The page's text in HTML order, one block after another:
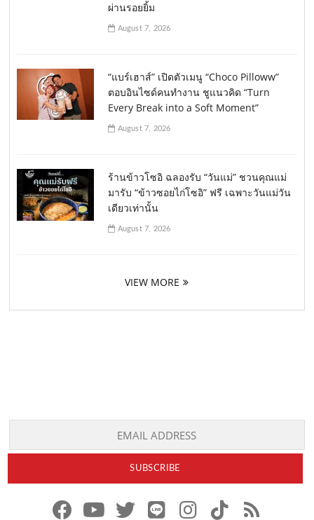
ผ่านรอยยิ้ม
August 7, 2026
“แบร์เฮาส์” เปิดตัวเมนู “Choco Pilloww”
ตอบอินไซด์คนทำงาน ชูแนวคิด “Turn
Every Break into a Soft Moment”
August 7, 2026
ร้านข้าวโซอิ ฉลองรับ “วันแม่” ชวนคุณแม่
มารับ “ข้าวซอยไก่โซอิ” ฟรี เฉพาะวันแม่วัน
เดียวเท่านั้น
August 7, 2026
VIEW MORE
x
r